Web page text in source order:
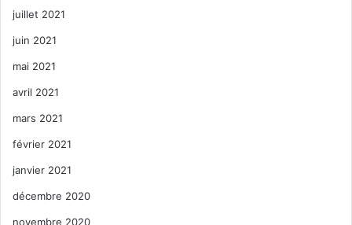
juillet 2021
juin 2021
mai 2021
avril 2021
mars 2021
février 2021
janvier 2021
décembre 2020
novembre 2020